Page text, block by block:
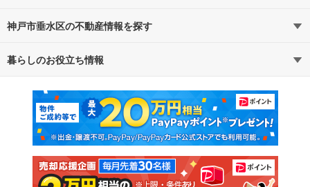
路線・駅から探す
通勤・通学時間から探す
神戸市垂水区の不動産情報を探す
不動産・住宅
新築マンション 中古マンション
新築一戸建て 中古一戸建て
注文住宅 土地
暮らしのお役立ち情報
マンションカタログ 教えて！住まいの先生